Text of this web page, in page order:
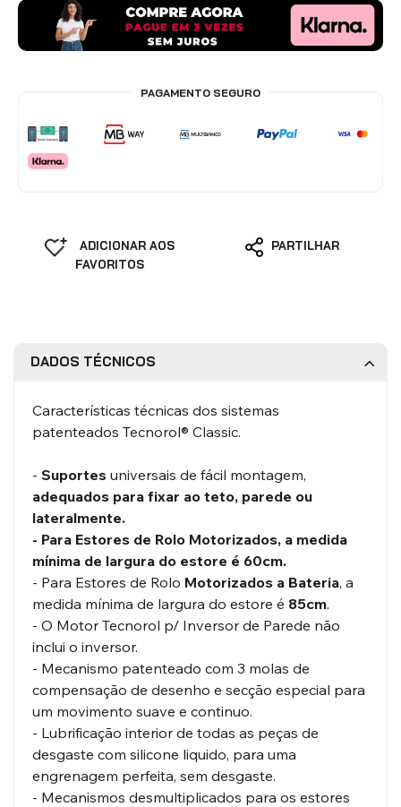
PAGAMENTO SEGURO
ADICIONAR AOS
FAVORITOS
PARTILHAR
DADOS TÉCNICOS
Características técnicas dos sistemas
patenteados Tecnorol® Classic.
- Suportes universais de fácil montagem,
adequados para fixar ao teto, parede ou
lateralmente.
- Para Estores de Rolo Motorizados, a medida
mínima de largura do estore é 60cm.
- Para Estores de Rolo Motorizados a Bateria, a
medida mínima de largura do estore é 85cm.
- O Motor Tecnorol p/ Inversor de Parede não
inclui o inversor.
- Mecanismo patenteado com 3 molas de
compensação de desenho e secção especial para
um movimento suave e continuo.
- Lubrificação interior de todas as peças de
desgaste com silicone liquido, para uma
engrenagem perfeita, sem desgaste.
- Mecanismos desmultiplicados para os estores